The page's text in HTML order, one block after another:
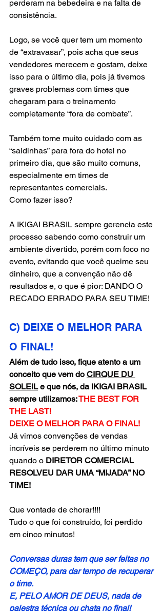
perderam na bebedeira e na falta de
consistência.
Logo, se você quer tem um momento
de “extravasar”, pois acha que seus
vendedores merecem e gostam, deixe
isso para o último dia, pois já tivemos
graves problemas com times que
chegaram para o treinamento
completamente “fora de combate”.
Também tome muito cuidado com as
“saidinhas” para fora do hotel no
primeiro dia, que são muito comuns,
especialmente em times de
representantes comerciais.
Como fazer isso?
A IKIGAI BRASIL sempre gerencia este
processo sabendo como construir um
ambiente divertido, porém com foco no
evento, evitando que você queime seu
dinheiro, que a convenção não dê
resultados e, o que é pior: DANDO O
RECADO ERRADO PARA SEU TIME!
C) DEIXE O MELHOR PARA
O FINAL!
Além de tudo isso, fique atento a um
conceito que vem do CIRQUE DU
SOLEIL e que nós, da IKIGAI BRASIL
sempre utilizamos: THE BEST FOR
THE LAST!
DEIXE O MELHOR PARA O FINAL!
Já vimos convenções de vendas
incríveis se perderem no último minuto
quando o DIRETOR COMERCIAL
RESOLVEU DAR UMA “MIJADA” NO
TIME!
Que vontade de chorar!!!!
Tudo o que foi construído, foi perdido
em cinco minutos!
Conversas duras tem que ser feitas no
COMEÇO, para dar tempo de recuperar
o time.
E, PELO AMOR DE DEUS, nada de
palestra técnica ou chata no final!